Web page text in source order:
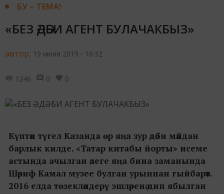
БУ – ТЕМА!
«БЕЗ ӘДӘБИ АГЕНТ БУЛАЧАКБЫЗ»
автор, 19 июня 2019 - 16:32
1246 0 0
Күптән түгел Казанда өр яңа зур әдәби мәйдан
барлык килде. «Татар китабы йорты» исеме
астында ачылган әлеге яңа бина заманында
Шәриф Камал музее булган урыннан гыйбарәт.
2016 елда төзекләндерү эшләренә дип ябылган